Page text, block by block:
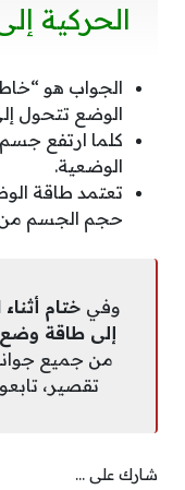
الحركية
الجواب هو
الوضع تتحول
كلما ارتفع
الوضعية.
تعتمد طاقة
حجم الجسم من
وفي ختام
إلى طاقة وضع
من جميع
تقصير،
شارك على ...